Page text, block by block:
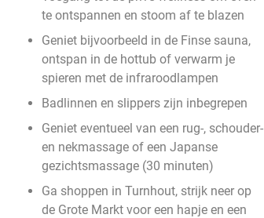
te ontspannen en stoom af te blazen
Geniet bijvoorbeeld in de Finse sauna,
ontspan in de hottub of verwarm je
spieren met de infraroodlampen
Badlinnen en slippers zijn inbegrepen
Geniet eventueel van een rug-, schouder-
en nekmassage of een Japanse
gezichtsmassage (30 minuten)
Ga shoppen in Turnhout, strijk neer op
de Grote Markt voor een hapje en een